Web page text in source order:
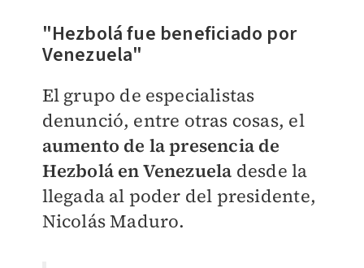
"Hezbolá fue beneficiado por
Venezuela"
El grupo de especialistas
denunció, entre otras cosas, el
aumento de la presencia de
Hezbolá en Venezuela desde la
llegada al poder del presidente,
Nicolás Maduro.